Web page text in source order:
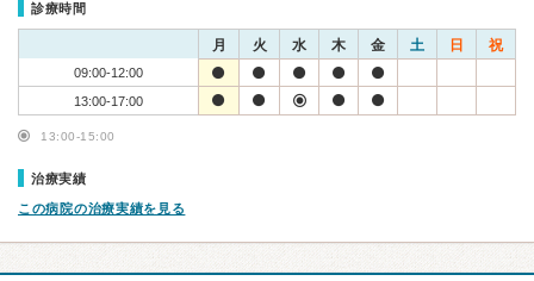
診療時間
月 火 水 木 金 土 日 祝
09:00-12:00
13:00-17:00
13:00-15:00
治療実績
この病院の治療実績を見る